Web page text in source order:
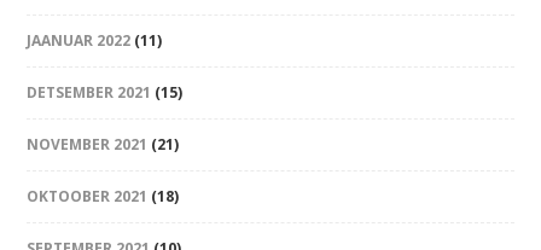
JAANUAR 2022 (11)
DETSEMBER 2021 (15)
NOVEMBER 2021 (21)
OKTOOBER 2021 (18)